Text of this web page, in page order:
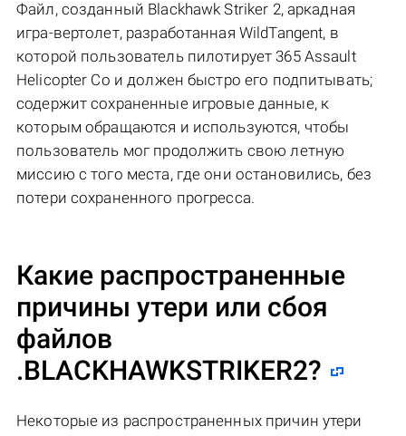
Файл, созданный Blackhawk Striker 2, аркадная
игра-вертолет, разработанная WildTangent, в
которой пользователь пилотирует 365 Assault
Helicopter Co и должен быстро его подпитывать;
содержит сохраненные игровые данные, к
которым обращаются и используются, чтобы
пользователь мог продолжить свою летную
миссию с того места, где они остановились, без
потери сохраненного прогресса.
Какие распространенные
причины утери или сбоя
файлов
.BLACKHAWKSTRIKER2?
Некоторые из распространенных причин утери